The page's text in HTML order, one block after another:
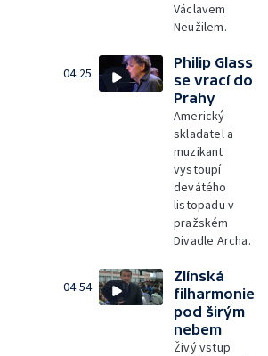
Václavem
Neužilem.
04:25
Philip Glass
se vrací do
Prahy
Americký
skladatel a
muzikant
vystoupí
devátého
listopadu v
pražském
Divadle Archa.
04:54
Zlínská
filharmonie
pod širým
nebem
Živý vstup